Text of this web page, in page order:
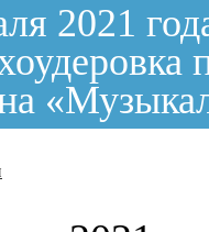
2021